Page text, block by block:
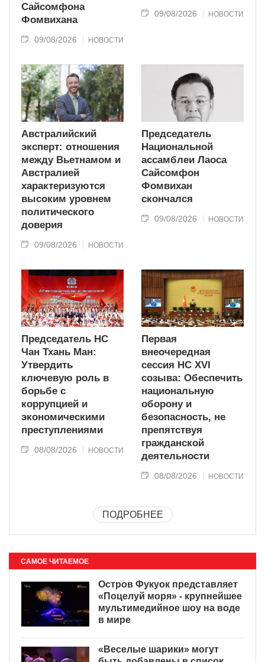
Сайсомфона
Фомвихана
09/08/2026 НОВОСТИ
09/08/2026 НОВОСТИ
Австралийский
эксперт: отношения
между Вьетнамом и
Австралией
характеризуются
высоким уровнем
политического
доверия
09/08/2026 НОВОСТИ
Председатель
Национальной
ассамблеи Лаоса
Сайсомфон
Фомвихан
скончался
09/08/2026 НОВОСТИ
Председатель НС
Чан Тхань Ман:
Утвердить
ключевую роль в
борьбе с
коррупцией и
экономическими
преступлениями
08/08/2026 НОВОСТИ
Первая
внеочередная
сессия НС XVI
созыва: Обеспечить
национальную
оборону и
безопасность, не
препятствуя
гражданской
деятельности
08/08/2026 НОВОСТИ
ПОДРОБНЕЕ
САМОЕ ЧИТАЕМОЕ
Остров Фукуок представляет
«Поцелуй моря» - крупнейшее
мультимедийное шоу на воде
в мире
«Веселые шарики» могут